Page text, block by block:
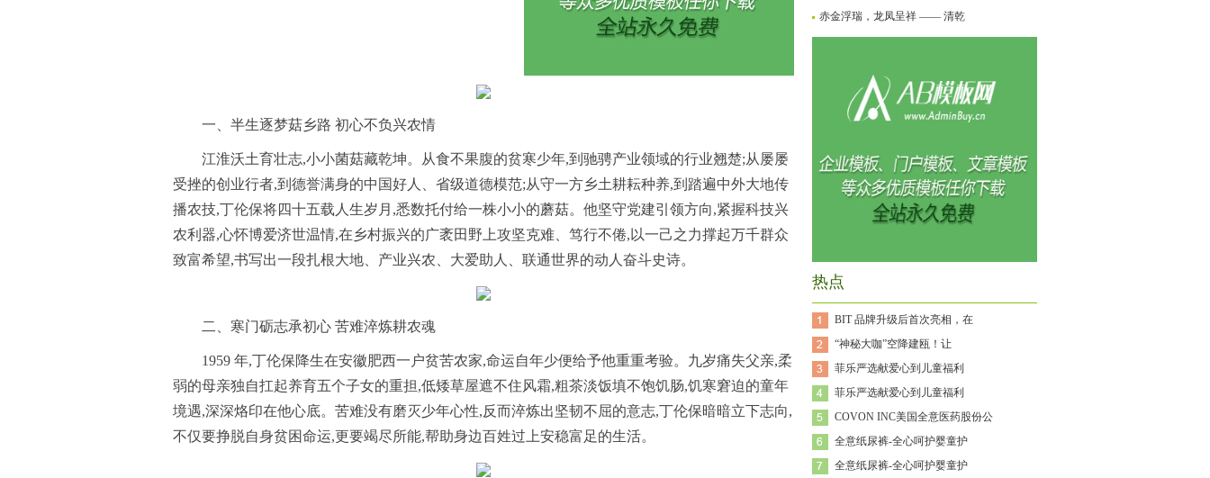
一、半生逐梦菇乡路 初心不负兴农情
江淮沃土育壮志,小小菌菇藏乾坤。从食不果腹的贫寒少年,到驰骋产业领域的行业翘楚;从屡屡
受挫的创业行者,到德誉满身的中国好人、省级道德模范;从守一方乡土耕耘种养,到踏遍中外大地传
播农技,丁伦保将四十五载人生岁月,悉数托付给一株小小的蘑菇。他坚守党建引领方向,紧握科技兴
农利器,心怀博爱济世温情,在乡村振兴的广袤田野上攻坚克难、笃行不倦,以一己之力撑起万千群众
致富希望,书写出一段扎根大地、产业兴农、大爱助人、联通世界的动人奋斗史诗。
二、寒门砺志承初心 苦难淬炼耕农魂
1959 年,丁伦保降生在安徽肥西一户贫苦农家,命运自年少便给予他重重考验。九岁痛失父亲,柔
弱的母亲独自扛起养育五个子女的重担,低矮草屋遮不住风霜,粗茶淡饭填不饱饥肠,饥寒窘迫的童年
境遇,深深烙印在他心底。苦难没有磨灭少年心性,反而淬炼出坚韧不屈的意志,丁伦保暗暗立下志向,
不仅要挣脱自身贫困命运,更要竭尽所能,帮助身边百姓过上安稳富足的生活。
赤金浮瑞，龙凤呈祥 —— 清乾
热点
BIT 品牌升级后首次亮相，在
“神秘大咖”空降建瓯！让
菲乐严选献爱心到儿童福利
菲乐严选献爱心到儿童福利
COVON INC美国全意医药股份公
全意纸尿裤-全心呵护婴童护
全意纸尿裤-全心呵护婴童护